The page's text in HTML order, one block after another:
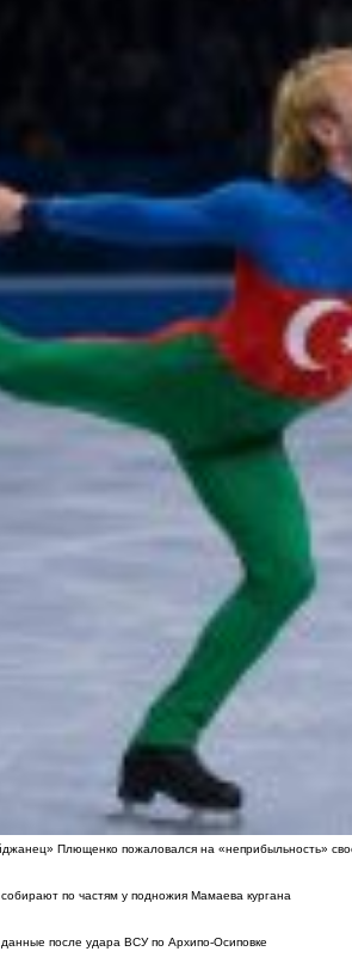
Плющенко пожаловался на «неприбыльность»
по частям у подножия Мамаева кургана
после удара ВСУ по Архипо-Осиповке